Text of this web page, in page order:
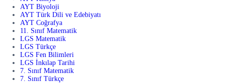
AYT Biyoloji
AYT Türk Dili ve Edebiyatı
AYT Coğrafya
11. Sınıf Matematik
LGS Matematik
LGS Türkçe
LGS Fen Bilimleri
LGS İnkılap Tarihi
7. Sınıf Matematik
7. Sınıf Türkçe